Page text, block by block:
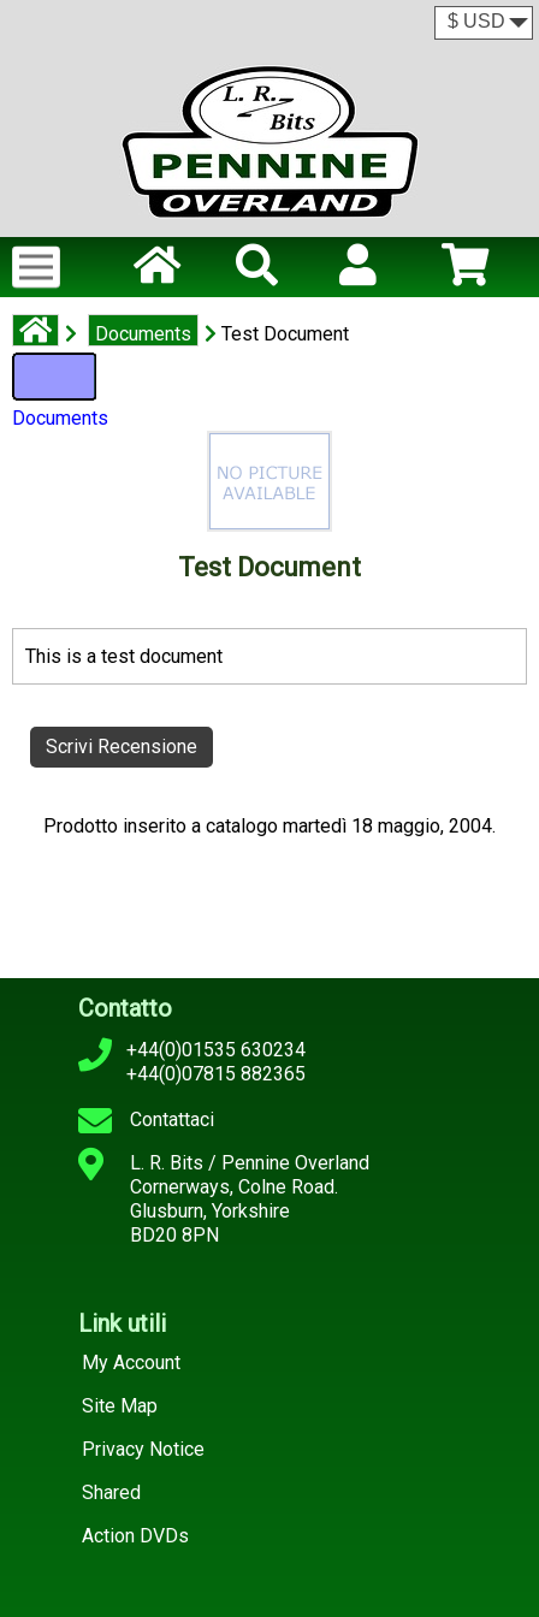
Documents Test Document
Documents
Test Document
This is a test document
Scrivi Recensione
Prodotto inserito a catalogo martedì 18 maggio, 2004.
Contatto
+44(0)01535 630234
+44(0)07815 882365
Contattaci
L. R. Bits / Pennine Overland
Cornerways, Colne Road.
Glusburn, Yorkshire
BD20 8PN
Link utili
My Account
Site Map
Privacy Notice
Shared
Action DVDs